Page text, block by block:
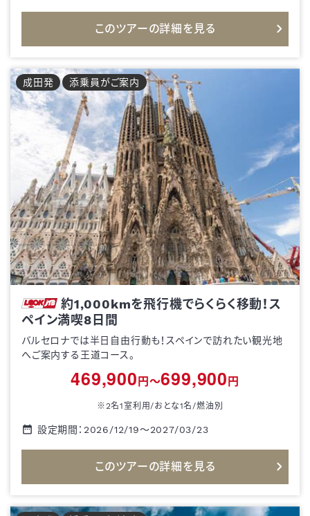
このツアーの詳細を見る
約1,000kmを飛行機でらくらく移動！ス
ペイン満喫8日間
バルセロナでは半日自由行動も！スペインで訪れたい観光地
へご案内する王道コース。
成田発 添乗員がご案内
469,900 円～699,900 円
※2名1室利用/おとな1名/燃油別
設定期間： 2026/12/19～2027/03/23
このツアーの詳細を見る